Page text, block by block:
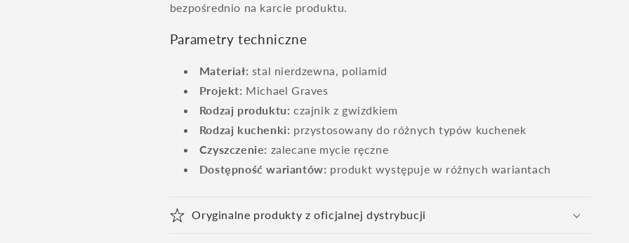
bezpośrednio na karcie produktu.
Parametry techniczne
Materiał: stal nierdzewna, poliamid
Projekt: Michael Graves
Rodzaj produktu: czajnik z gwizdkiem
Rodzaj kuchenki: przystosowany do różnych typów kuchenek
Czyszczenie: zalecane mycie ręczne
Dostępność wariantów: produkt występuje w różnych wariantach
Oryginalne produkty z oficjalnej dystrybucji